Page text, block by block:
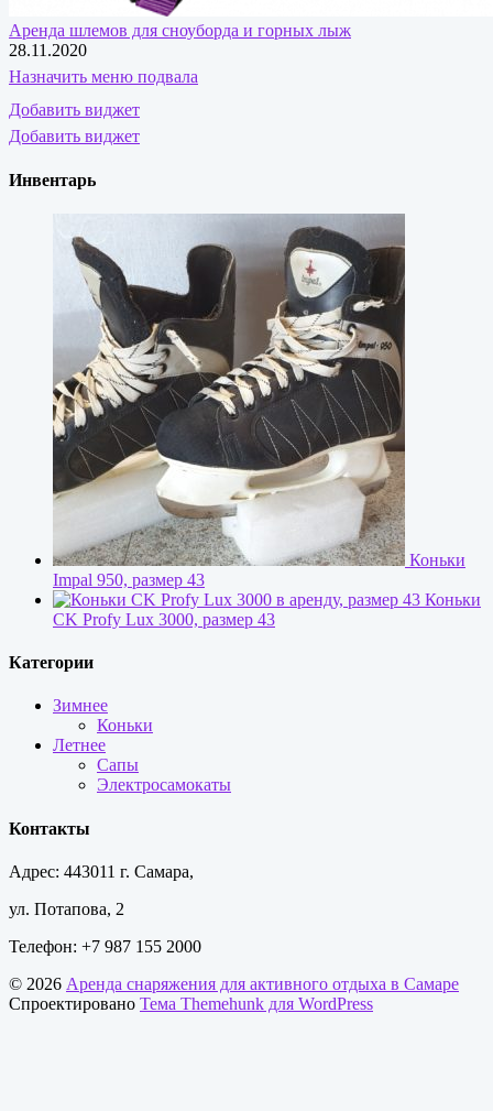
Аренда шлемов для сноуборда и горных лыж
28.11.2020
Назначить меню подвала
Добавить виджет
Добавить виджет
Инвентарь
Коньки
Impal 950, размер 43
Коньки
CK Profy Lux 3000, размер 43
Категории
Зимнее
Коньки
Летнее
Сапы
Электросамокаты
Контакты
Адрес: 443011 г. Самара,
ул. Потапова, 2
Телефон: +7 987 155 2000
© 2026 Аренда снаряжения для активного отдыха в Самаре
Спроектировано Тема Themehunk для WordPress